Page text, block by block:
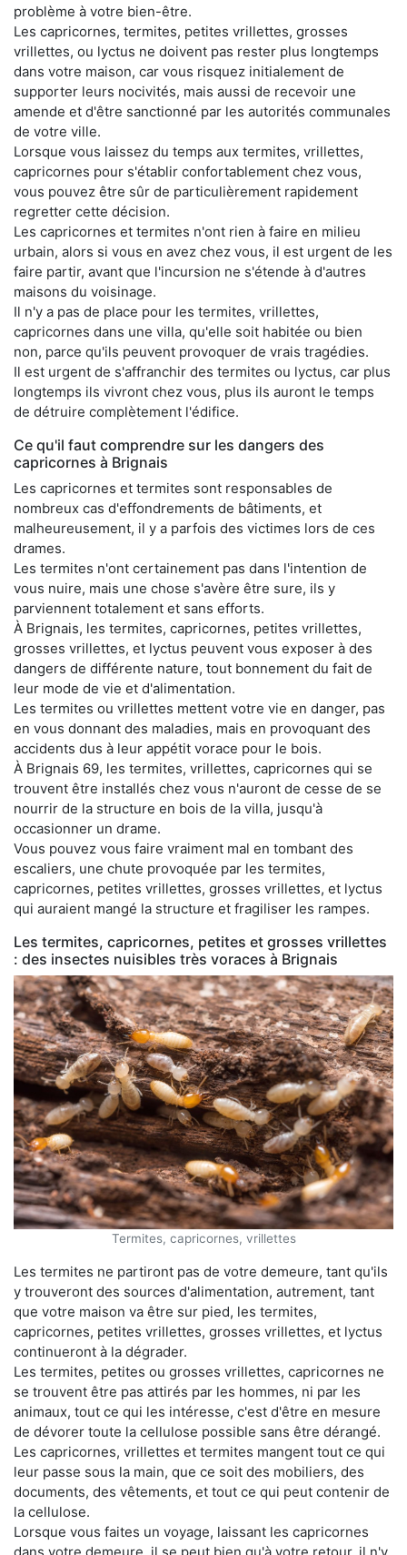
problème à votre bien-être.
Les capricornes, termites, petites vrillettes, grosses
vrillettes, ou lyctus ne doivent pas rester plus longtemps
dans votre maison, car vous risquez initialement de
supporter leurs nocivités, mais aussi de recevoir une
amende et d'être sanctionné par les autorités communales
de votre ville.
Lorsque vous laissez du temps aux termites, vrillettes,
capricornes pour s'établir confortablement chez vous,
vous pouvez être sûr de particulièrement rapidement
regretter cette décision.
Les capricornes et termites n'ont rien à faire en milieu
urbain, alors si vous en avez chez vous, il est urgent de les
faire partir, avant que l'incursion ne s'étende à d'autres
maisons du voisinage.
Il n'y a pas de place pour les termites, vrillettes,
capricornes dans une villa, qu'elle soit habitée ou bien
non, parce qu'ils peuvent provoquer de vrais tragédies.
Il est urgent de s'affranchir des termites ou lyctus, car plus
longtemps ils vivront chez vous, plus ils auront le temps
de détruire complètement l'édifice.
Ce qu'il faut comprendre sur les dangers des
capricornes à Brignais
Les capricornes et termites sont responsables de
nombreux cas d'effondrements de bâtiments, et
malheureusement, il y a parfois des victimes lors de ces
drames.
Les termites n'ont certainement pas dans l'intention de
vous nuire, mais une chose s'avère être sure, ils y
parviennent totalement et sans efforts.
À Brignais, les termites, capricornes, petites vrillettes,
grosses vrillettes, et lyctus peuvent vous exposer à des
dangers de différente nature, tout bonnement du fait de
leur mode de vie et d'alimentation.
Les termites ou vrillettes mettent votre vie en danger, pas
en vous donnant des maladies, mais en provoquant des
accidents dus à leur appétit vorace pour le bois.
À Brignais 69, les termites, vrillettes, capricornes qui se
trouvent être installés chez vous n'auront de cesse de se
nourrir de la structure en bois de la villa, jusqu'à
occasionner un drame.
Vous pouvez vous faire vraiment mal en tombant des
escaliers, une chute provoquée par les termites,
capricornes, petites vrillettes, grosses vrillettes, et lyctus
qui auraient mangé la structure et fragiliser les rampes.
Les termites, capricornes, petites et grosses vrillettes
: des insectes nuisibles très voraces à Brignais
Termites, capricornes, vrillettes
Les termites ne partiront pas de votre demeure, tant qu'ils
y trouveront des sources d'alimentation, autrement, tant
que votre maison va être sur pied, les termites,
capricornes, petites vrillettes, grosses vrillettes, et lyctus
continueront à la dégrader.
Les termites, petites ou grosses vrillettes, capricornes ne
se trouvent être pas attirés par les hommes, ni par les
animaux, tout ce qui les intéresse, c'est d'être en mesure
de dévorer toute la cellulose possible sans être dérangé.
Les capricornes, vrillettes et termites mangent tout ce qui
leur passe sous la main, que ce soit des mobiliers, des
documents, des vêtements, et tout ce qui peut contenir de
la cellulose.
Lorsque vous faites un voyage, laissant les capricornes